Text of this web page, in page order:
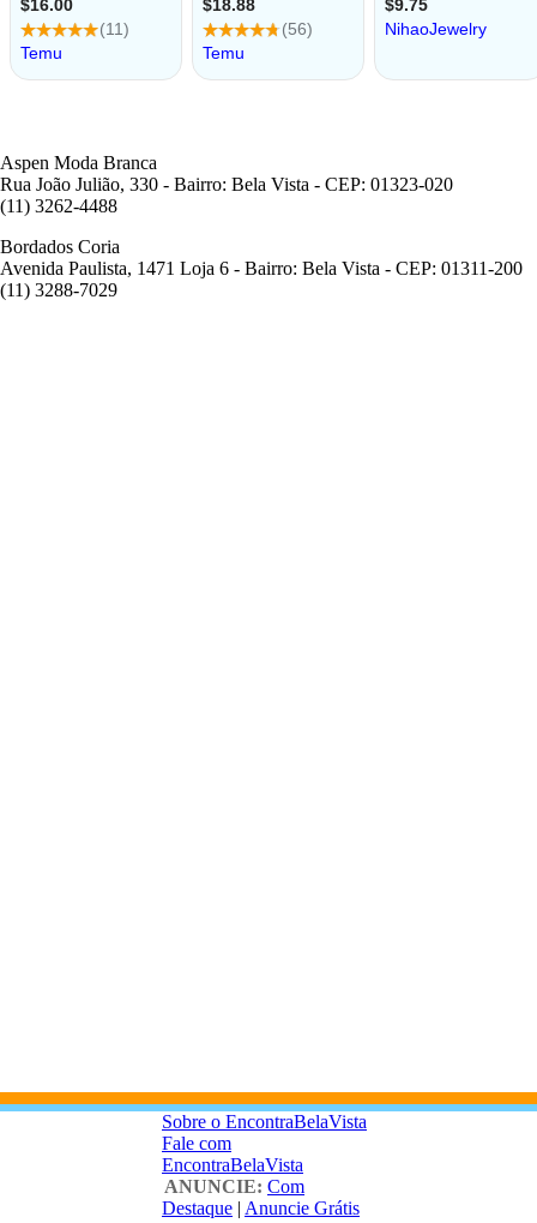
Aspen Moda Branca
Rua João Julião, 330 - Bairro: Bela Vista - CEP: 01323-020
(11) 3262-4488
Bordados Coria
Avenida Paulista, 1471 Loja 6 - Bairro: Bela Vista - CEP: 01311-200
(11) 3288-7029
Sobre o EncontraBelaVista
Fale com
EncontraBelaVista
ANUNCIE: Com
Destaque | Anuncie Grátis